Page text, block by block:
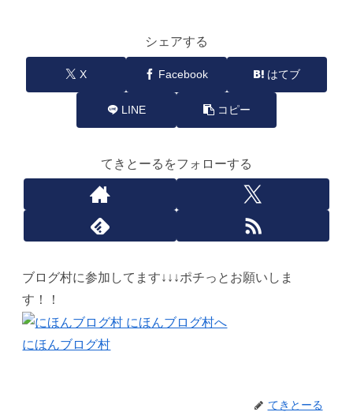
シェアする
X Facebook はてブ
LINE コピー
てきとーるをフォローする
ブログ村に参加してます↓↓↓ポチっとお願いしま
す！！
にほんブログ村
てきとーる